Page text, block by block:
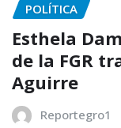
POLÍTICA
Esthela
de la FGR
Aguirre
Reportegro1